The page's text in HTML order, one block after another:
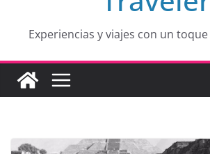
Experiencias y viajes con un